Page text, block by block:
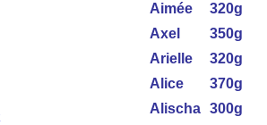
Aimée
320g
Axel
350g
Arielle
320g
Alice
370g
Alischa 300g